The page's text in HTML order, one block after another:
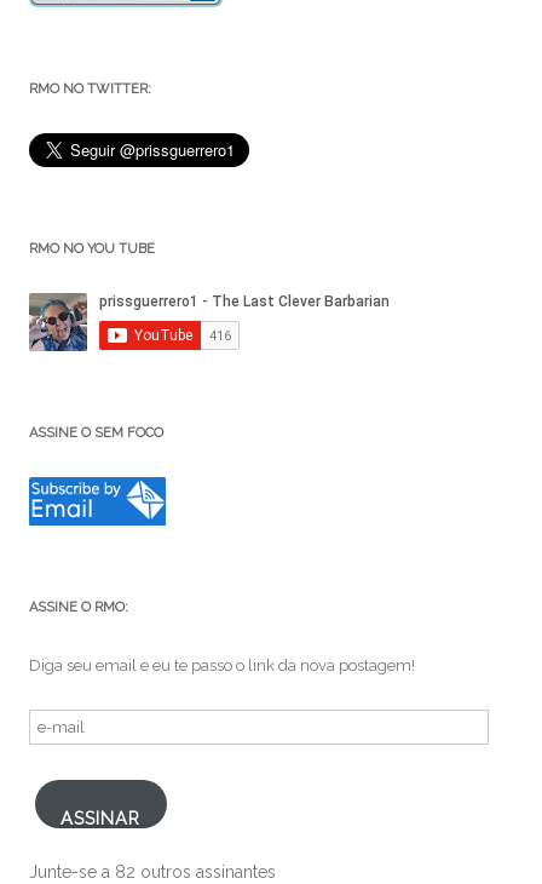
RMO NO TWITTER:
RMO NO YOU TUBE
ASSINE O SEM FOCO
ASSINE O RMO:
Diga seu email e eu te passo o link da nova postagem!
e-
ASSINAR
Junte-se a 82 outros assinantes